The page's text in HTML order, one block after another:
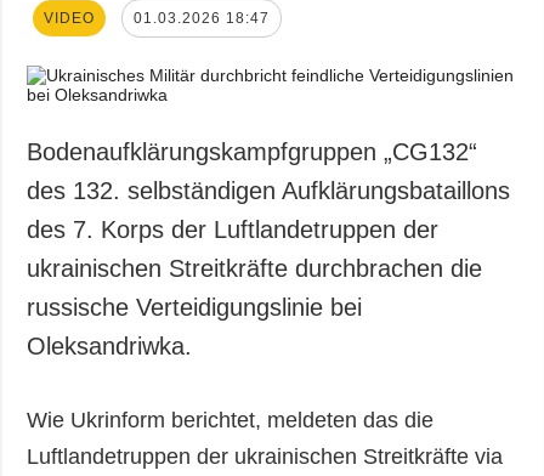
VIDEO 01.03.2026 18:47
Bodenaufklärungskampfgruppen „CG132“
des 132. selbständigen Aufklärungsbataillons
des 7. Korps der Luftlandetruppen der
ukrainischen Streitkräfte durchbrachen die
russische Verteidigungslinie bei
Oleksandriwka.
Wie Ukrinform berichtet, meldeten das die
Luftlandetruppen der ukrainischen Streitkräfte via